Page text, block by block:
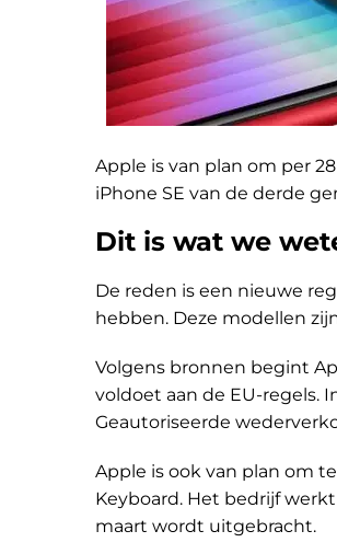
Apple is van plan om per
iPhone SE van de derde
Dit is wat we
De reden is een nieuwe
hebben. Deze modellen
Volgens bronnen begint
voldoet aan de EU-regels.
Geautoriseerde
Apple is ook van plan om
Keyboard. Het bedrijf
maart wordt uitgebracht.